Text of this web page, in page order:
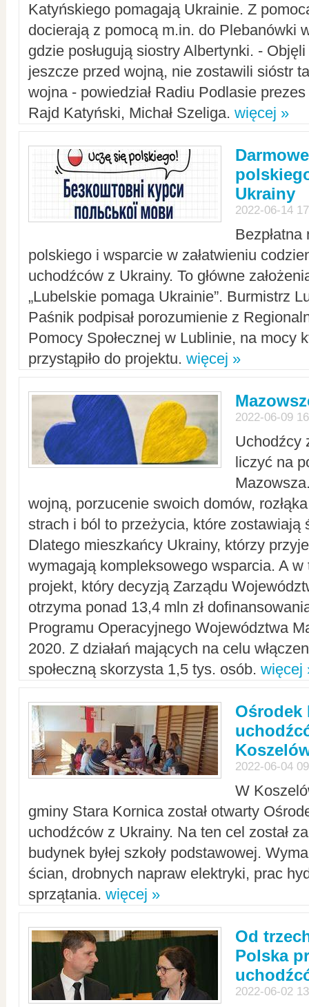
Katyńskiego pomagają Ukrainie. Z
docierają z pomocą m.in. do Plebanówki
gdzie posługują siostry Albertynki. -
jeszcze przed wojną, nie zostawili sióstr
wojna - powiedział Radiu Podlasie
Rajd Katyński, Michał Szeliga. więcej »
Ukrainy
2022-06-14
polskiego i wsparcie w załatwieniu
uchodźców z Ukrainy. To główne
„Lubelskie pomaga Ukrainie”. Burmistrz
Paśnik podpisał porozumienie z
Pomocy Społecznej w Lublinie, na mocy
przystąpiło do projektu. więcej »
2022-06-09
Uchodźcy
liczyć na
wojną, porzucenie swoich domów,
strach i ból to przeżycia, które zostawiają
Dlatego mieszkańcy Ukrainy, którzy
wymagają kompleksowego wsparcia. A w
projekt, który decyzją Zarządu
otrzyma ponad 13,4 mln zł
Programu Operacyjnego Województwa
2020. Z działań mających na celu
społeczną skorzysta 1,5 tys. osób. więcej
Ośrodek
2022-06-04
W
gminy Stara Kornica został otwarty
uchodźców z Ukrainy. Na ten cel został
budynek byłej szkoły podstawowej.
ścian, drobnych napraw elektryki, prac
sprzątania. więcej »
Od
Polska
2022-06-02